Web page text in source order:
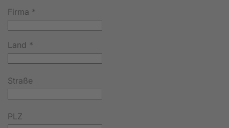
Firma *
Land *
Straße
PLZ